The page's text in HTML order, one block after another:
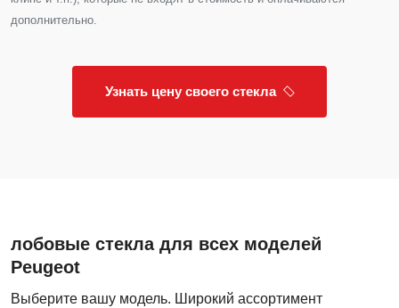
дополнительно.
Узнать цену своего стекла
лобовые стекла для всех моделей
Peugeot
Выберите вашу модель. Широкий ассортимент